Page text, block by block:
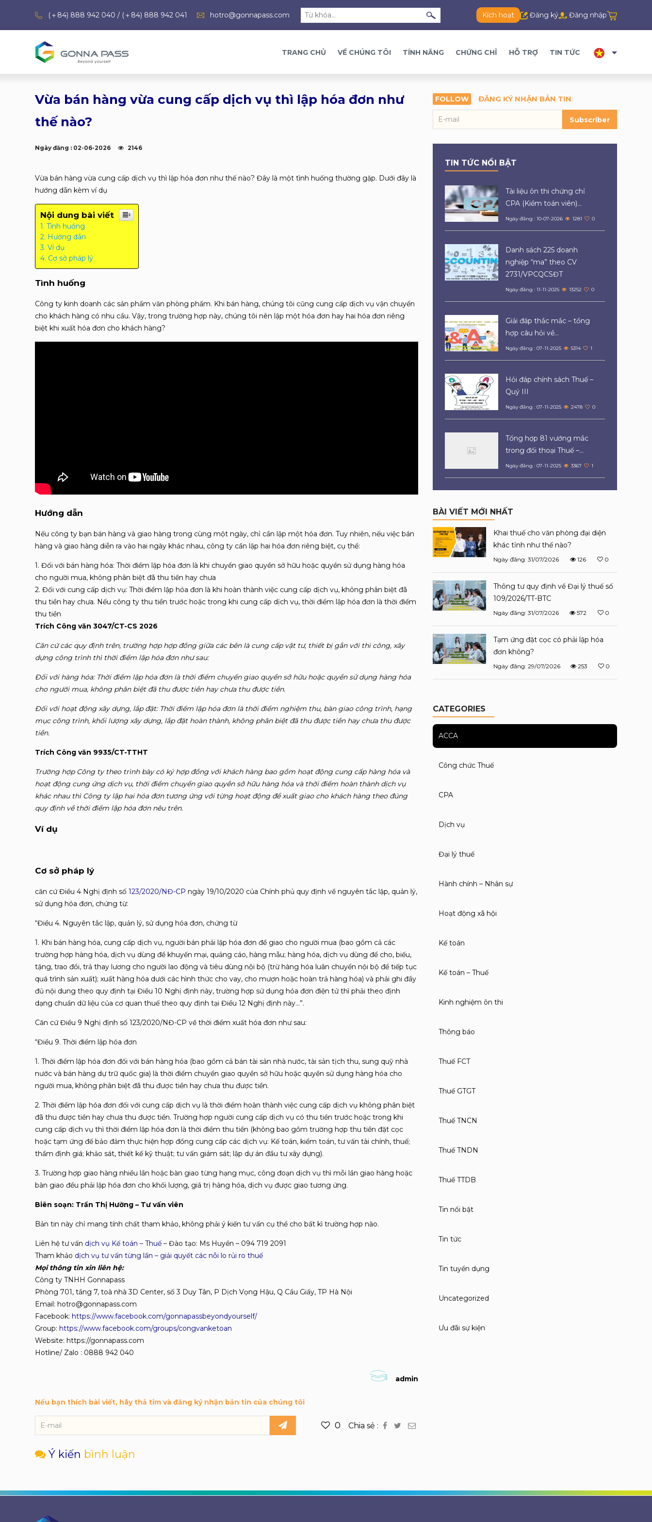
(＋84) 888 942 040 / (＋84) 888 942 041 hotro@gonnapass.com Kích hoạt Đăng ký Đăng nhập
TRANG CHỦ VỀ CHÚNG TÔI TÍNH NĂNG CHỨNG CHỈ HỖ TRỢ TIN TỨC
Vừa bán hàng vừa cung cấp dịch vụ thì lập hóa đơn như
thế nào?
Ngày đăng : 02-06-2026 2146
Vừa bán hàng vừa cung cấp dịch vụ thì lập hóa đơn như thế nào? Đây là một tình huống thường gặp. Dưới đây là
hướng dẫn kèm ví dụ
Nội dung bài viết
Tình huống
Hướng dẫn
Ví dụ
Cơ sở pháp lý
Tình huống
Công ty kinh doanh các sản phẩm văn phòng phẩm. Khi bán hàng, chúng tôi cũng cung cấp dịch vụ vận chuyển
cho khách hàng có nhu cầu. Vậy, trong trường hợp này, chúng tôi nên lập một hóa đơn hay hai hóa đơn riêng
biệt khi xuất hóa đơn cho khách hàng?
Hướng dẫn
Nếu công ty bạn bán hàng và giao hàng trong cùng một ngày, chỉ cần lập một hóa đơn. Tuy nhiên, nếu việc bán
hàng và giao hàng diễn ra vào hai ngày khác nhau, công ty cần lập hai hóa đơn riêng biệt, cụ thể:
1. Đối với bán hàng hóa: Thời điểm lập hóa đơn là khi chuyển giao quyền sở hữu hoặc quyền sử dụng hàng hóa
cho người mua, không phân biệt đã thu tiền hay chưa
2. Đối với cung cấp dịch vụ: Thời điểm lập hóa đơn là khi hoàn thành việc cung cấp dịch vụ, không phân biệt đã
thu tiền hay chưa. Nếu công ty thu tiền trước hoặc trong khi cung cấp dịch vụ, thời điểm lập hóa đơn là thời điểm
thu tiền
Trích Công văn 3047/CT-CS 2026
Căn cứ các quy định trên, trường hợp hợp đồng giữa các bên là cung cấp vật tư, thiết bị gắn với thi công, xây
dựng công trình thì thời điểm lập hóa đơn như sau:
Đối với hàng hóa: Thời điểm lập hóa đơn là thời điểm chuyển giao quyền sở hữu hoặc quyền sử dụng hàng hóa
cho người mua, không phân biệt đã thu được tiền hay chưa thu được tiền.
Đối với hoạt động xây dựng, lắp đặt: Thời điểm lập hóa đơn là thời điểm nghiệm thu, bàn giao công trình, hạng
mục công trình, khối lượng xây dựng, lắp đặt hoàn thành, không phân biệt đã thu được tiền hay chưa thu được
tiền.
Trích Công văn 9935/CT-TTHT
Trường hợp Công ty theo trình bày có ký hợp đồng với khách hàng bao gồm hoạt động cung cấp hàng hóa và
hoạt động cung ứng dịch vụ, thời điểm chuyển giao quyền sở hữu hàng hóa và thời điểm hoàn thành dịch vụ
khác nhau thìCông ty lập hai hóa đơn tương ứng với từng hoạt động đểxuất giao cho khách hàng theo đúng
quy định về thời điểm lập hóa đơn nêu trên.
Ví dụ
Cơ sở pháp lý
căn cứ Điều 4 Nghị định số 123/2020/NĐ-CP ngày 19/10/2020 của Chính phủ quy định về nguyên tắc lập, quản lý,
sử dụng hóa đơn, chứng từ:
“Điều 4. Nguyên tắc lập, quản lý, sử dụng hóa đơn, chứng từ
1. Khi bán hàng hóa, cung cấp dịch vụ, người bán phải lập hóa đơn để giao cho người mua (bao gồm cả các
trường hợp hàng hóa, dịch vụ dùng để khuyến mại, quảng cáo, hàng mẫu; hàng hóa, dịch vụ dùng để cho, biếu,
tặng, trao đổi, trả thay lương cho người lao động và tiêu dùng nội bộ (trừ hàng hóa luân chuyển nội bộ để tiếp tục
quá trình sản xuất); xuất hàng hóa dưới các hình thức cho vay, cho mượn hoặc hoàn trả hàng hóa) và phải ghi đầy
đủ nội dung theo quy định tại Điều 10 Nghị định này, trường hợp sử dụng hóa đơn điện tử thì phải theo định
dạng chuẩn dữ liệu của cơ quan thuế theo quy định tại Điều 12 Nghị định này…”.
Căn cứ Điều 9 Nghị định số 123/2020/NĐ-CP về thời điểm xuất hóa đơn như sau:
“Điều 9. Thời điểm lập hóa đơn
1. Thời điểm lập hóa đơn đối với bán hàng hóa (bao gồm cả bán tài sản nhà nước, tài sản tịch thu, sung quỹ nhà
nước và bán hàng dự trữ quốc gia) là thời điểm chuyển giao quyền sở hữu hoặc quyền sử dụng hàng hóa cho
người mua, không phân biệt đã thu được tiền hay chưa thu được tiền.
2. Thời điểm lập hóa đơn đối với cung cấp dịch vụ là thời điểm hoàn thành việc cung cấp dịch vụ không phân biệt
đã thu được tiền hay chưa thu được tiền. Trường hợp người cung cấp dịch vụ có thu tiền trước hoặc trong khi
cung cấp dịch vụ thì thời điểm lập hóa đơn là thời điểm thu tiền (không bao gồm trường hợp thu tiền đặt cọc
hoặc tạm ứng để bảo đảm thực hiện hợp đồng cung cấp các dịch vụ: Kế toán, kiểm toán, tư vấn tài chính, thuế;
thẩm định giá; khảo sát, thiết kế kỹ thuật; tư vấn giám sát; lập dự án đầu tư xây dựng).
3. Trường hợp giao hàng nhiều lần hoặc bàn giao từng hạng mục, công đoạn dịch vụ thì mỗi lần giao hàng hoặc
bàn giao đều phải lập hóa đơn cho khối lượng, giá trị hàng hóa, dịch vụ được giao tương ứng.
Biên soạn: Trần Thị Hường – Tư vấn viên
Bản tin này chỉ mang tính chất tham khảo, không phải ý kiến tư vấn cụ thể cho bất kì trường hợp nào.
Liên hệ tư vấn dịch vụ Kế toán – Thuế – Đào tạo: Ms Huyền – 094 719 2091
Tham khảo dịch vụ tư vấn từng lần – giải quyết các nỗi lo rủi ro thuế
Mọi thông tin xin liên hệ:
Công ty TNHH Gonnapass
Phòng 701, tầng 7, toà nhà 3D Center, số 3 Duy Tân, P Dịch Vọng Hậu, Q Cầu Giấy, TP Hà Nội
Email: hotro@gonnapass.com
Facebook: https://www.facebook.com/gonnapassbeyondyourself/
Group: https://www.facebook.com/groups/congvanketoan
Website: https://gonnapass.com
Hotline/ Zalo : 0888 942 040
admin
Nếu bạn thích bài viết, hãy thả tim và đăng ký nhận bản tin của chúng tôi
0 Chia sẻ :
Ý kiến bình luận
FOLLOW ĐĂNG KÝ NHẬN BẢN TIN
Subscriber
TIN TỨC NỔI BẬT
Tài liệu ôn thi chứng chỉ
CPA (Kiểm toán viên)...
Ngày đăng : 10-07-2026 1281 0
Danh sách 225 doanh
nghiệp “ma” theo CV
2731/VPCQCSĐT
Ngày đăng : 11-11-2025 13252 0
Giải đáp thắc mắc – tổng
hợp câu hỏi về...
Ngày đăng : 07-11-2025 5314 1
Hỏi đáp chính sách Thuế –
Quý III
Ngày đăng : 07-11-2025 2478 0
Tổng hợp 81 vướng mắc
trong đối thoại Thuế –...
Ngày đăng : 07-11-2025 3367 1
BÀI VIẾT MỚI NHẤT
Khai thuế cho văn phòng đại diện
khác tỉnh như thế nào?
Ngày đăng: 31/07/2026 126 0
Thông tư quy định về Đại lý thuế số
109/2026/TT-BTC
Ngày đăng: 31/07/2026 572 0
Tạm ứng đặt cọc có phải lập hóa
đơn không?
Ngày đăng: 29/07/2026 253 0
CATEGORIES
ACCA
Công chức Thuế
CPA
Dịch vụ
Đại lý thuế
Hành chính – Nhân sự
Hoạt động xã hội
Kế toán
Kế toán – Thuế
Kinh nghiệm ôn thi
Thông báo
Thuế FCT
Thuế GTGT
Thuế TNCN
Thuế TNDN
Thuế TTDB
Tin nổi bật
Tin tức
Tin tuyển dụng
Uncategorized
Ưu đãi sự kiện